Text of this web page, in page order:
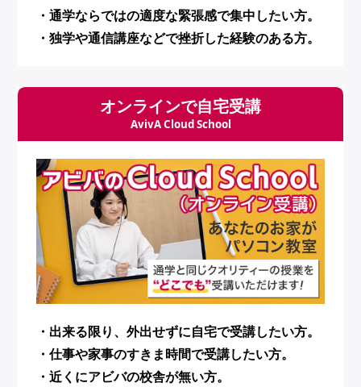
・通学ならではの適度な緊張感で集中したい方。
・独学や通信講座などで挫折した経験のある方。
オンラインで自宅受講
AvivA Cloud School
・出来る限り、外出せずに自宅で受講したい方。
・仕事や家事のすきま時間で受講したい方。
・近くにアビバの校舎が無い方。